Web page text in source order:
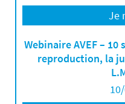
Je
Webinaire AVEF –
reproduction, la